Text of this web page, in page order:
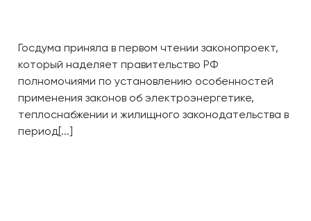
Госдума приняла в первом чтении законопроект,
который наделяет правительство РФ
полномочиями по установлению особенностей
применения законов об электроэнергетике,
теплоснабжении и жилищного законодательства в
период[...]